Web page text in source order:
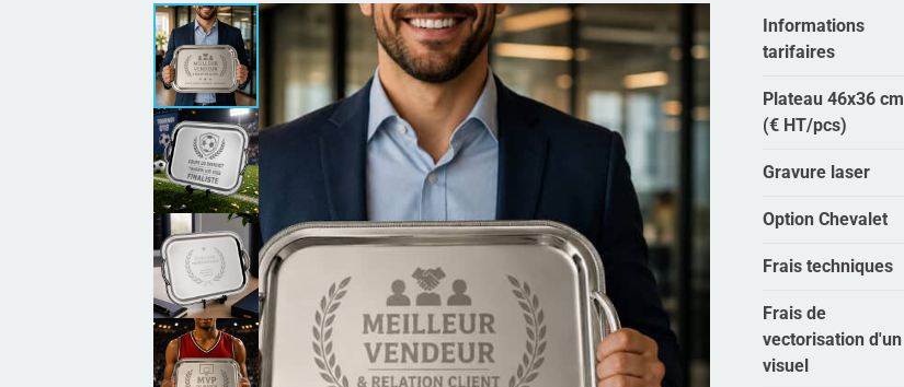
Informations
tarifaires
Plateau 46x36 cm
(€ HT/pcs)
Gravure laser
Option Chevalet
Frais techniques
Frais de
vectorisation d'un
visuel